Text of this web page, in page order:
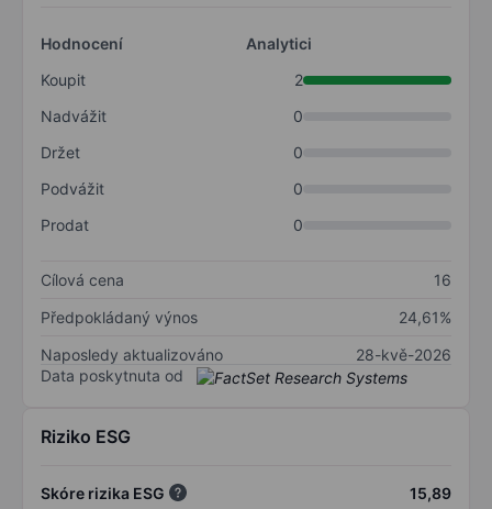
Hodnocení
Analytici
Koupit
2
Nadvážit
0
Držet
0
Podvážit
0
Prodat
0
Cílová cena
16
Předpokládaný výnos
24,61%
Naposledy aktualizováno
28-kvě-2026
Data poskytnuta od
Riziko ESG
Skóre rizika ESG
15,89